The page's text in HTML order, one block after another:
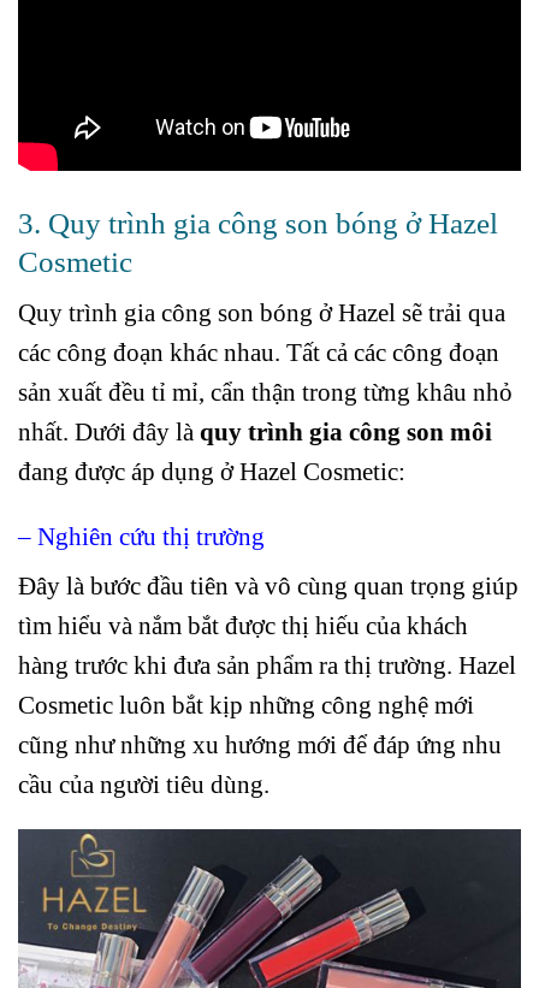
3. Quy trình gia công son bóng ở Hazel
Cosmetic
Quy trình gia công son bóng ở Hazel sẽ trải qua
các công đoạn khác nhau. Tất cả các công đoạn
sản xuất đều tỉ mỉ, cẩn thận trong từng khâu nhỏ
nhất. Dưới đây là quy trình gia công son môi
đang được áp dụng ở Hazel Cosmetic:
– Nghiên cứu thị trường
Đây là bước đầu tiên và vô cùng quan trọng giúp
tìm hiểu và nắm bắt được thị hiếu của khách
hàng trước khi đưa sản phẩm ra thị trường. Hazel
Cosmetic luôn bắt kịp những công nghệ mới
cũng như những xu hướng mới để đáp ứng nhu
cầu của người tiêu dùng.